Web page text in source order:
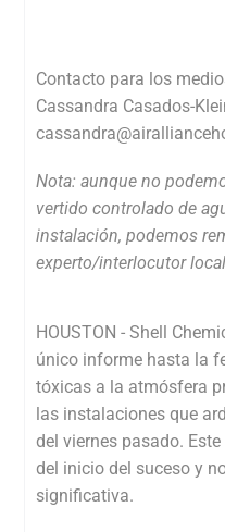
Contacto para los
Cassandra Casados-
Nota: aunque no
vertido controlado de
instalación, podemos
experto/interlocutor
HOUSTON - Shell
único informe hasta la
tóxicas a la atmósfera
las instalaciones que
del viernes pasado. Este
del inicio del suceso y
significativa.